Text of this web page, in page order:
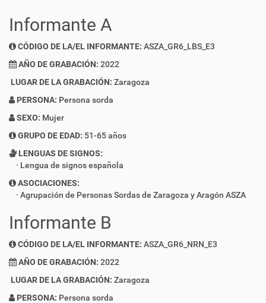
Informante A
CÓDIGO DE LA/EL INFORMANTE: ASZA_GR6_LBS_E3
AÑO DE GRABACIÓN: 2022
LUGAR DE LA GRABACIÓN: Zaragoza
PERSONA: Persona sorda
SEXO: Mujer
GRUPO DE EDAD: 51-65 años
LENGUAS DE SIGNOS:
Lengua de signos española
ASOCIACIONES:
Agrupación de Personas Sordas de Zaragoza y Aragón ASZA
Informante B
CÓDIGO DE LA/EL INFORMANTE: ASZA_GR6_NRN_E3
AÑO DE GRABACIÓN: 2022
LUGAR DE LA GRABACIÓN: Zaragoza
PERSONA: Persona sorda